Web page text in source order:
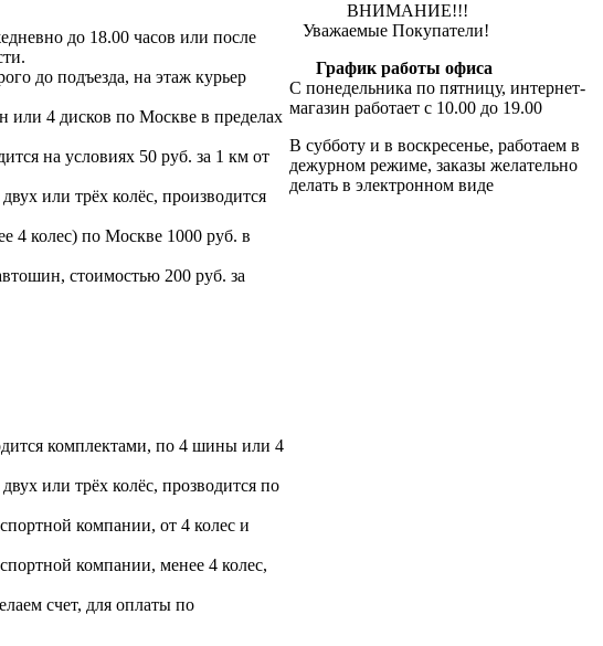
до 18.00 часов или после
до подъезда, на этаж курьер
или 4 дисков по Москве в пределах
на условиях 50 руб. за 1 км от
или трёх колёс, производится
4 колес) по Москве 1000 руб. в
стоимостью 200 руб. за
комплектами, по 4 шины или 4
или трёх колёс, прозводится по
компании, от 4 колес и
компании, менее 4 колес,
счет, для оплаты по
ВНИМАНИЕ!!!
Уважаемые Покупатели!
График работы офиса
С понедельника по пятницу, интернет-
магазин работает с 10.00 до 19.00
В субботу и в воскресенье, работаем в
дежурном режиме, заказы желательно
делать в электронном виде